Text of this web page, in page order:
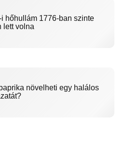
hőhullám 1776-ban szinte
lett volna
növelheti egy halálos